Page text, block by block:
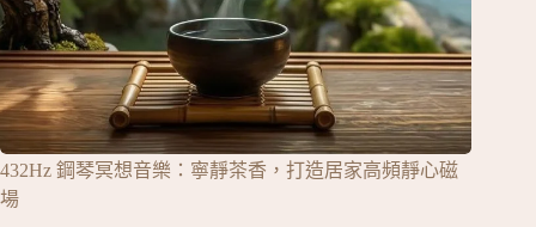
432Hz 鋼琴冥想音樂：寧靜茶香，打造居家高頻靜心磁
場